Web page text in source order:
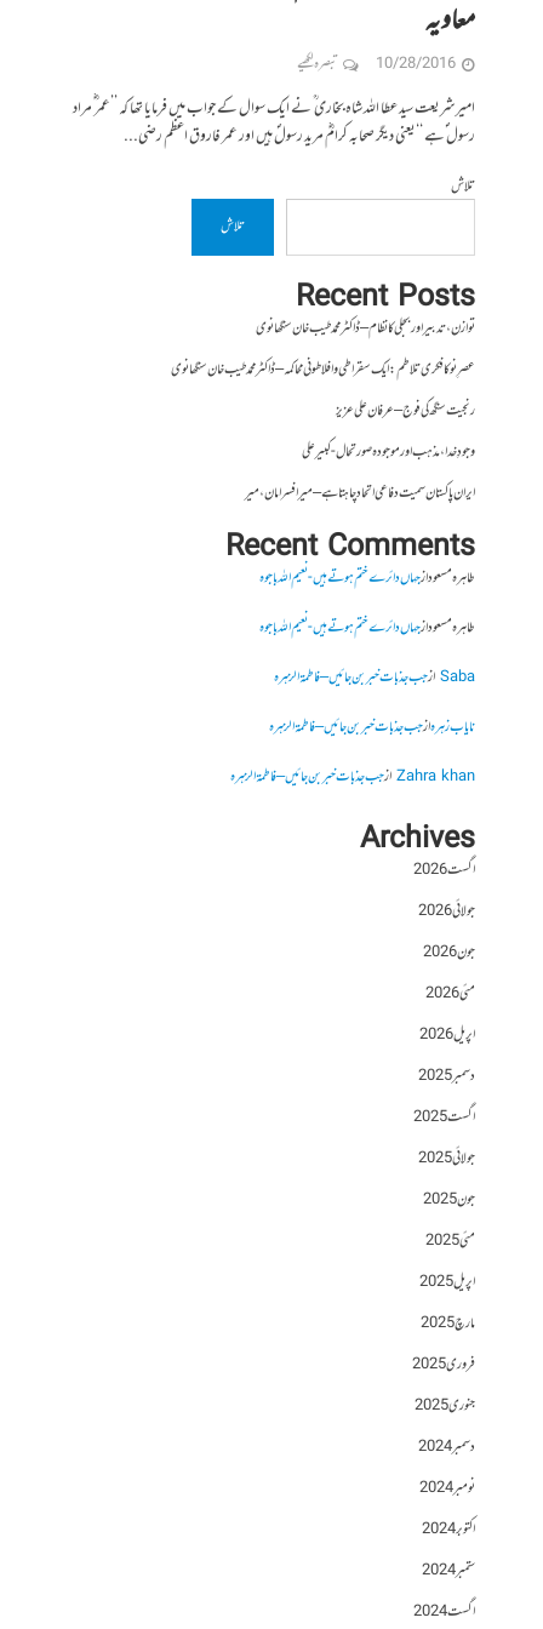
معاویہ
10/28/2016 تبصرہ لکھیے
امیر شریعت سید عطا اللہ شاہ بخاری ؒ نے ایک سوال کے جواب میں فرمایا تھا کہ ’’عمر ؓ مراد
رسول ؐہے ‘‘یعنی دیگر صحابہ کرامؓ مرید رسولؐ ہیں اور عمر فاروق اعظم رضی...
تلاش
تلاش
Recent Posts
توازن، تدبیر اور بجلی کا نظام – ڈاکٹر محمد طیب خان سنگھانوی
عصرِ نو کا فکری تلاطم: ایک سقراطی و افلاطونی محاکمہ – ڈاکٹر محمد طیب خان سنگھانوی
رنجیت سنگھ کی فوج – عرفان علی عزیز
وجودِ خدا، مذہب اور موجودہ صورتحال- کبیر علی
ایران پاکستان سمیت دفاعی اتحاد چاہتا ہے – میر افسر امان،میر
Recent Comments
طاہرہ مسعودازجہاں دائرے ختم ہوتے ہیں- نعیم اللہ باجوہ
طاہرہ مسعودازجہاں دائرے ختم ہوتے ہیں- نعیم اللہ باجوہ
Sabaازجب جذبات خبر بن جائیں – فاطمۃالزہرہ
نایاب زہرہازجب جذبات خبر بن جائیں – فاطمۃالزہرہ
Zahra khanازجب جذبات خبر بن جائیں – فاطمۃالزہرہ
Archives
اگست 2026
جولائی 2026
جون 2026
مئی 2026
اپریل 2026
دسمبر 2025
اگست 2025
جولائی 2025
جون 2025
مئی 2025
اپریل 2025
مارچ 2025
فروری 2025
جنوری 2025
دسمبر 2024
نومبر 2024
اکتوبر 2024
ستمبر 2024
اگست 2024